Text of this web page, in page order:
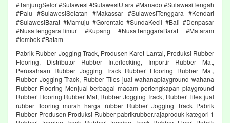
#TanjungSelor #Sulawesi #SulawesiUtara #Manado #SulawesiTengah
#Palu #SulawesiSelatan #Makassar #SulawesiTenggara #Kendari
#SulawesiBarat #Mamuju #Gorontalo #SundaKecil #Bali #Denpasar
#NusaTenggaraTimur #Kupang #NusaTenggaraBarat #Mataram
#lombok #Batam
Pabrik Rubber Jogging Track, Produsen Karet Lantai, Produksi Rubber
Flooring, Distributor Rubber Interlocking, Importir Rubber Mat,
Perusahaan Rubber Jogging Track Rubber Flooring Rubber Mat,
Rubber Jogging Track, Rubber Tiles jual wahanaplayground wahana
Rubber Flooring Menjual berbagai macam perlengkapan playground
Rubber Flooring Rubber Mat, Rubber Jogging Track, Rubber Tiles jual
rubber flooring murah harga rubber Rubber Jogging Track Pabrik
Rubber Produsen Produksi Rubber pabrikrubber.rajaproduk kategori 1